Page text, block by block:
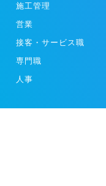
施工管理
営業
接客・サービス職
専門職
人事